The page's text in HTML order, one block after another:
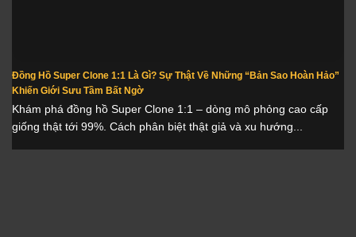
Đồng Hồ Super Clone 1:1 Là Gì? Sự Thật Về Những “Bản Sao Hoàn Hảo”
Khiến Giới Sưu Tầm Bất Ngờ
Khám phá đồng hồ Super Clone 1:1 – dòng mô phỏng cao cấp
giống thật tới 99%. Cách phân biệt thật giả và xu hướng...